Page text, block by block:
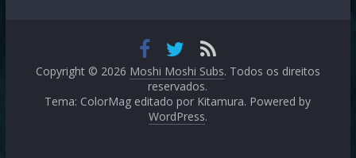
Copyright © 2026 Moshi Moshi Subs. Todos os direitos
reservados.
Tema: ColorMag editado por Kitamura. Powered by
WordPress.